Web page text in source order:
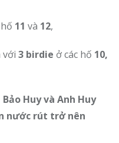
11 và 12,
3 birdie ở các hố 10,
Huy và Anh Huy
nước rút trở nên